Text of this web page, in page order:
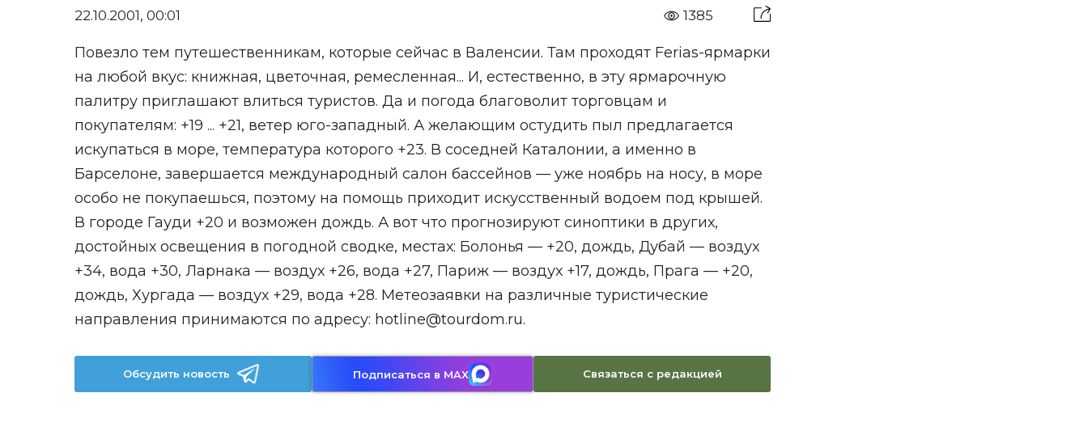
22.10.2001, 00:01 1385
Повезло тем путешественникам, которые сейчас в Валенсии. Там проходят Ferias-ярмарки
на любой вкус: книжная, цветочная, ремесленная... И, естественно, в эту ярмарочную
палитру приглашают влиться туристов. Да и погода благоволит торговцам и
покупателям: +19 ... +21, ветер юго-западный. А желающим остудить пыл предлагается
искупаться в море, температура которого +23. В соседней Каталонии, а именно в
Барселоне, завершается международный салон бассейнов — уже ноябрь на носу, в море
особо не покупаешься, поэтому на помощь приходит искусственный водоем под крышей.
В городе Гауди +20 и возможен дождь. А вот что прогнозируют синоптики в других,
достойных освещения в погодной сводке, местах: Болонья — +20, дождь, Дубай — воздух
+34, вода +30, Ларнака — воздух +26, вода +27, Париж — воздух +17, дождь, Прага — +20,
дождь, Хургада — воздух +29, вода +28. Метеозаявки на различные туристические
направления принимаются по адресу: hotline@tourdom.ru.
Обсудить новость Подписаться в MAX Связаться с редакцией